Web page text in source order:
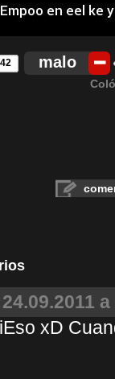
malo
24.09.2011
xD